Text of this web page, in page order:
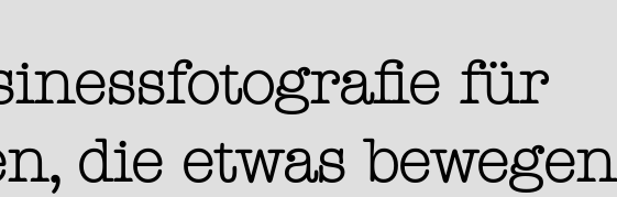
für
die etwas bewegen